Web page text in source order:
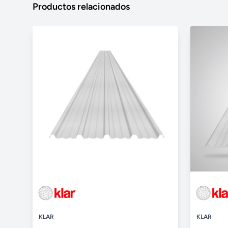
Productos relacionados
KLAR KLAR